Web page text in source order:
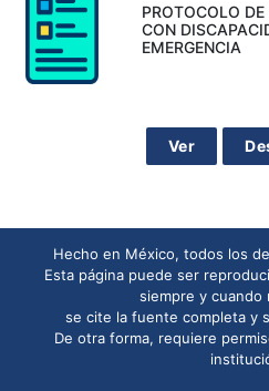
PROTOCOLO
CON
EMERGENCIA
Ver
Hecho en México, todos los
Esta página puede ser
siempre y cuando
se cite la fuente completa y
De otra forma, requiere